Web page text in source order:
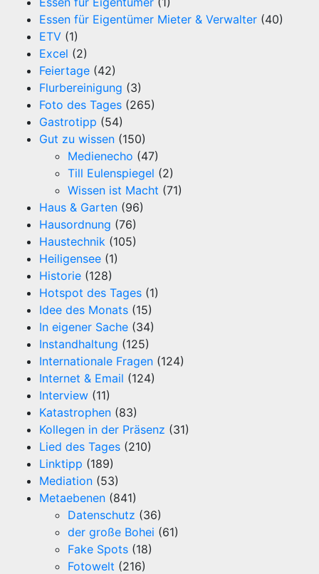
Essen für Eigentümer Mieter & Verwalter (40)
ETV (1)
Excel (2)
Feiertage (42)
Flurbereinigung (3)
Foto des Tages (265)
Gastrotipp (54)
Gut zu wissen (150)
Medienecho (47)
Till Eulenspiegel (2)
Wissen ist Macht (71)
Haus & Garten (96)
Hausordnung (76)
Haustechnik (105)
Heiligensee (1)
Historie (128)
Hotspot des Tages (1)
Idee des Monats (15)
In eigener Sache (34)
Instandhaltung (125)
Internationale Fragen (124)
Internet & Email (124)
Interview (11)
Katastrophen (83)
Kollegen in der Präsenz (31)
Lied des Tages (210)
Linktipp (189)
Mediation (53)
Metaebenen (841)
Datenschutz (36)
der große Bohei (61)
Fake Spots (18)
Fotowelt (216)